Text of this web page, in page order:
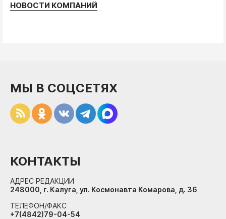
НОВОСТИ КОМПАНИЙ
МЫ В СОЦСЕТЯХ
КОНТАКТЫ
АДРЕС РЕДАКЦИИ
248000, г. Калуга, ул. Космонавта Комарова, д. 36
ТЕЛЕФОН/ФАКС
+7(4842)79-04-54